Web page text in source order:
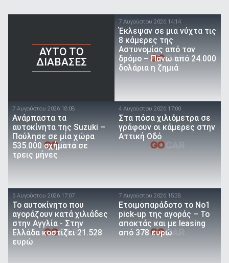
AYTO TO
ΔΙΑΒΑΣΕΣ
7 Αυγούστου 2026 14:14
Έκλεψαν σε μια νύχτα τις
8 κάμερες της
Αστυνομίας από τον
δρόμο – Πάνω από 24.000
δολάρια η ζημιά
7 Αυγούστου 2026 18:08
Ανάρπαστα τα
αυτοκίνητα της Suzuki –
Πούλησε σε μία χώρα
535.000 οχήματα σε
τρεις μήνες
4 Αυγούστου 2026 17:00
Στα πόσα χιλιόμετρα σε
γράφουν οι κάμερες στην
Αττική Οδό
6 Αυγούστου 2026 17:07
To αυτοκίνητο που
αγοράζουν κατά χιλιάδες
στην Αγγλία - Στην
Ελλάδα κοστίζει 21.528
ευρώ
7 Αυγούστου 2026 15:38
Ετοιμοπαράδοτο το Νο1
pick-up της αγοράς – Το
αποκτάς και με leasing
από 378 ευρώ